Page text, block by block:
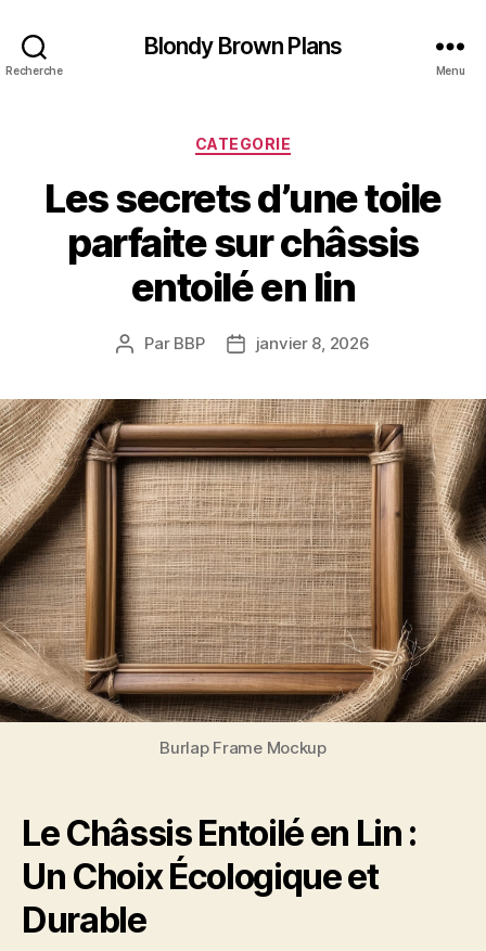
Recherche
Blondy Brown Plans
Menu
Catégories
CATEGORIE
Les secrets d’une toile
parfaite sur châssis
entoilé en lin
Auteur
Par BBP
Datejanvier 8, 2026
Burlap Frame Mockup
Le Châssis Entoilé en Lin :
Un Choix Écologique et
Durable